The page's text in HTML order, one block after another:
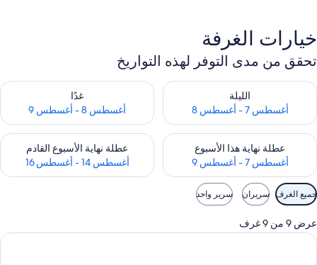
خيارات الغرفة
تحقق من مدى التوفر لهذه التواريخ
الليلة
أغسطس 7 - أغسطس 8
تحقق من مدى التوفر لليلة للفترة أغسطس 7 - أغسطس 8
غدًا
أغسطس 8 - أغسطس 9
تحقق من مدى التوفر لغد للفترة أغسطس
عطلة نهاية هذا الأسبوع
أغسطس 7 - أغسطس 9
تحقق من مدى التوفر لعطلة نهاية هذا الأسبوع للفترة أغسطس 7 - أغسطس 9
عطلة نهاية الأسبوع القادم
أغسطس 14 - أغسطس 16
تحقق من مدى التوفر لعطلة نهاية
عوامل
التصفية
المتاحة
للغرف
جميع الغرف سريران سرير واحد
عرض 9 من 9 غرف